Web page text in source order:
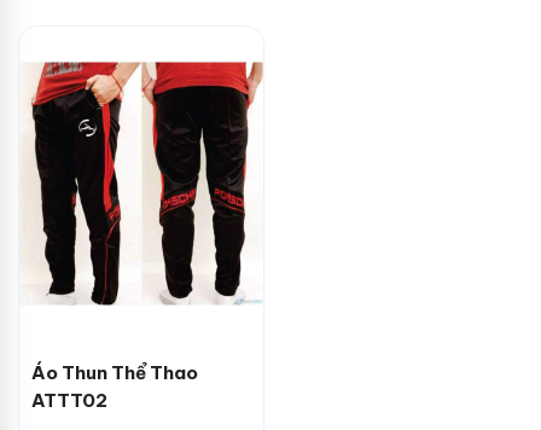
Áo Thun Thể Thao
ATTT02